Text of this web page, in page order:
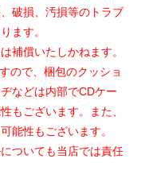
破損、汚損等のトラブ
ます。
補償いたしかねます。
ので、梱包のクッショ
などは内部でCDケー
もございます。また、
能性もございます。
ついても当店では責任